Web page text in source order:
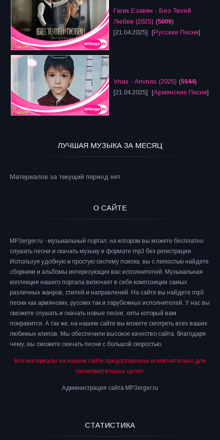
Гагик Езакян - Без Твоей
Любви (2025) (5009)
[21.04.2025] [Русские Песни]
Vnas - Anvnas (2025) (5944)
[21.04.2025] [Армянские Песни]
ЛУЧШАЯ МУЗЫКА ЗА МЕСЯЦ
Материалов за текущий период нет.
О САЙТЕ
MP3erger.ru - музыкальный портал, на котором вы можете бесплатно
слушать песни и скачать музыку в формате mp3 без регистрации.
Используя удобную и простую систему поиска, вы с легкостью найдете
сборники и альбомы интересующих вас исполнителей. Музыкальная
коллекция нашего портала включает в себя композиции самых
различных жанров, стилей и направлений. На сайте вы найдете mp3
песни как армянских, русских так и зарубежных исполнителей. У нас вы
сможете слушать и скачать новые песни, хиты который вам
понравится. А так же, на нашем сайте вы можете смотреть всех ваших
любимых клипов. Мы обеспечили высокое качество сайта, благодаря
чему, вы сможете скачать песни с большой скоростью.
Все материалы на нашем сайте предоставлены исключительно для
ознакомительных целях.
Администрация сайта MP3erger.ru
СТАТИСТИКА